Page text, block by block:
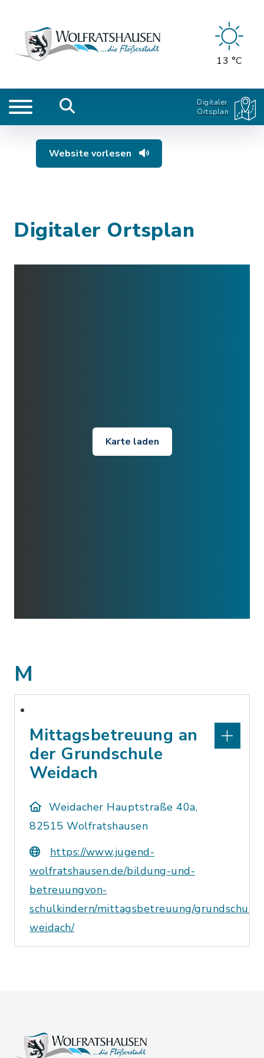
13 °C
Digitaler
Ortsplan
Website vorlesen
Digitaler Ortsplan
Karte laden
M
Mittagsbetreuung an
der Grundschule
Weidach
Weidacher Hauptstraße 40a,
82515 Wolfratshausen
https://www.jugend-
wolfratshausen.de/bildung-und-
betreuungvon-
schulkindern/mittagsbetreuung/grundschule-
weidach/